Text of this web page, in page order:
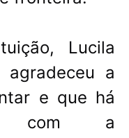
Lucila
agradeceu a
e que há
com a